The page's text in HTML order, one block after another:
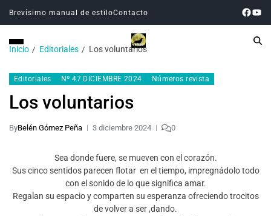
Brevísimo manual de estiloContacto
Inicio Editoriales Los voluntarios
Editoriales Nº 47 DICIEMBRE 2024 Números revista
Los voluntarios
ByBelén Gómez Peña 3 diciembre 2024 0
Sea donde fuere, se mueven con el corazón.
Sus cinco sentidos parecen flotar en el tiempo, impregnádolo todo
con el sonido de lo que significa amar.
Regalan su espacio y comparten su esperanza ofreciendo trocitos
de volver a ser ,dando.